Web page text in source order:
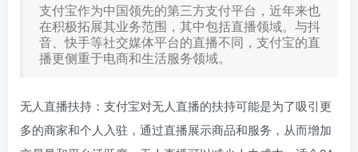
支付宝作为中国领先的第三方支付平台，近年来也
在积极拓展其业务范围，其中包括直播领域。与抖
音、快手等社交媒体平台的直播不同，支付宝的直
播更侧重于电商和生活服务领域。
无人直播扶持：支付宝对无人直播的扶持可能是为了吸引更
多的商家和个人入驻，通过直播展示商品和服务，从而增加